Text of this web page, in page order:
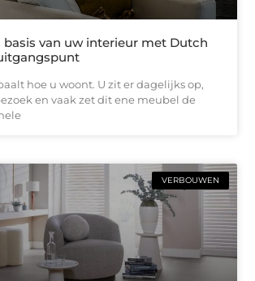
basis van uw interieur met Dutch
hoe u woont. U zit er dagelijks op,
en vaak zet dit ene meubel de
VERBOUWEN